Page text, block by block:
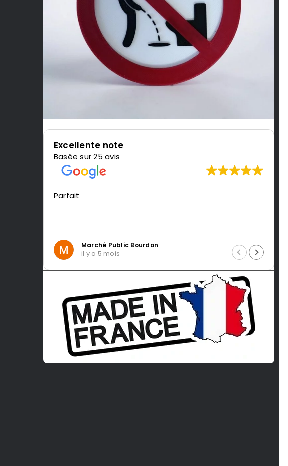
Excellente note
Basée sur 25 avis
Parfait
Marché Public Bourdon
il y a 5 mois